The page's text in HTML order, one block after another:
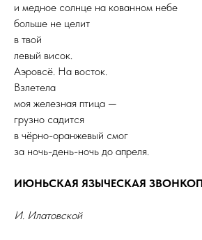
и медное солнце на кованном небе
больше не целит
в твой
левый висок.
Аэровсё. На восток.
Взлетела
моя железная птица —
грузно садится
в чёрно-оранжевый смог
за ночь-день-ночь до апреля.
ИЮНЬСКАЯ ЯЗЫЧЕСКАЯ
И. Илатовской